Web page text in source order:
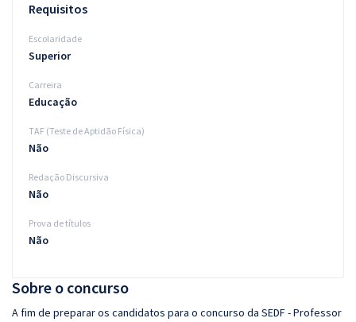
Sobre o concurso
A fim de preparar os candidatos para o concurso da SEDF - Professor
Requisitos
Escolaridade
Superior
Carreira
Educação
TAF (Teste de Aptidão Física)
Não
Redação Discursiva
Não
Prova de títulos
Não